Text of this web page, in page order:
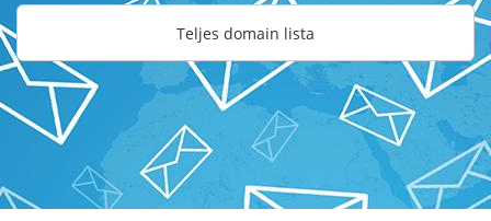
Teljes domain lista